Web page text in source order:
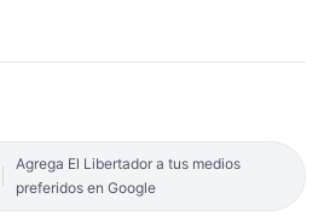
Agrega El Libertador a tus medios
preferidos en Google